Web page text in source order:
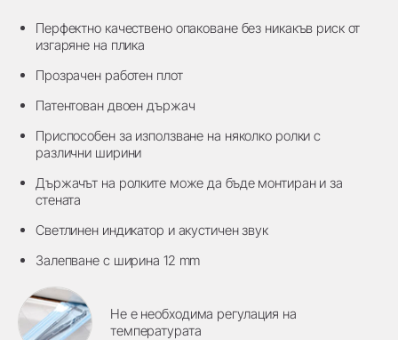
Перфектно качествено опаковане без никакъв риск от
изгаряне на плика
Прозрачен работен плот
Патентован двоен държач
Приспособен за използване на няколко ролки с
различни ширини
Държачът на ролките може да бъде монтиран и за
стената
Светлинен индикатор и акустичен звук
Залепване с ширина 12 mm
Не е необходима регулация на
температурата